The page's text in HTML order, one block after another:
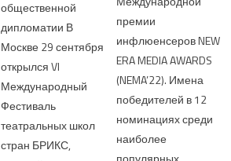
общественной
дипломатии В
Москве 29 сентября
открылся VI
Международный
Фестиваль
театральных школ
стран БРИКС,
премии
инфлюенсеров NEW
ERA MEDIA AWARDS
(NEMA’22). Имена
победителей в 12
номинациях среди
наиболее